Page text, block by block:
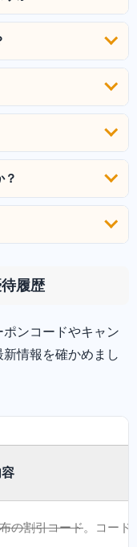
？
履歴
ンコードやキャン
情報を確かめまし
の割引コード。コード